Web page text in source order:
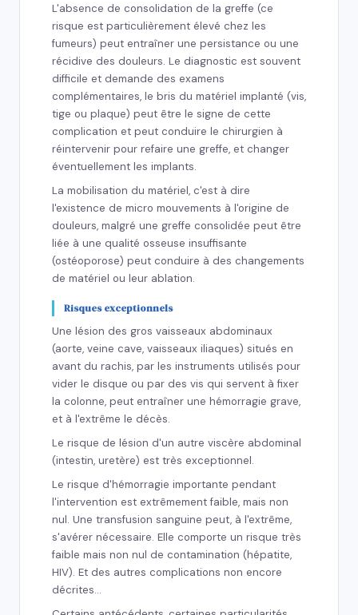
L'absence de consolidation de la greffe (ce
risque est particulièrement élevé chez les
fumeurs) peut entraîner une persistance ou une
récidive des douleurs. Le diagnostic est souvent
difficile et demande des examens
complémentaires, le bris du matériel implanté (vis,
tige ou plaque) peut être le signe de cette
complication et peut conduire le chirurgien à
réintervenir pour refaire une greffe, et changer
éventuellement les implants.
La mobilisation du matériel, c'est à dire
l'existence de micro mouvements à l'origine de
douleurs, malgré une greffe consolidée peut être
liée à une qualité osseuse insuffisante
(ostéoporose) peut conduire à des changements
de matériel ou leur ablation.
Risques exceptionnels
Une lésion des gros vaisseaux abdominaux
(aorte, veine cave, vaisseaux iliaques) situés en
avant du rachis, par les instruments utilisés pour
vider le disque ou par des vis qui servent à fixer
la colonne, peut entraîner une hémorragie grave,
et à l'extrême le décès.
Le risque de lésion d'un autre viscère abdominal
(intestin, uretère) est très exceptionnel.
Le risque d'hémorragie importante pendant
l'intervention est extrêmement faible, mais non
nul. Une transfusion sanguine peut, à l'extrême,
s'avérer nécessaire. Elle comporte un risque très
faible mais non nul de contamination (hépatite,
HIV). Et des autres complications non encore
décrites…